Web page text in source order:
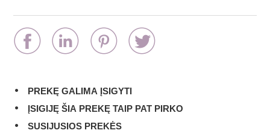
PREKĘ GALIMA ĮSIGYTI
ĮSIGIJĘ ŠIA PREKĘ TAIP PAT PIRKO
SUSIJUSIOS PREKĖS